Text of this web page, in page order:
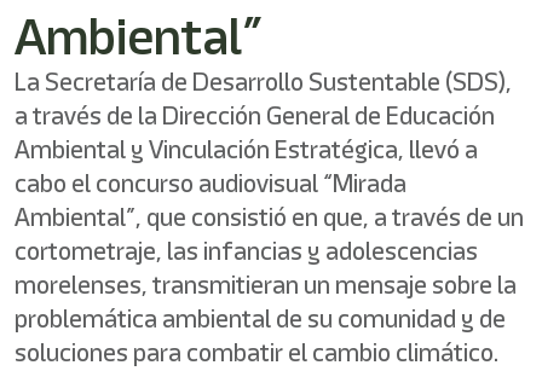
para
ayudarle
navegar
interactuar
con
contenido.
Ambiental”
La Secretaría de Desarrollo Sustentable (SDS),
a través de la Dirección General de Educación
Ambiental y Vinculación Estratégica, llevó a
cabo el concurso audiovisual “Mirada
Ambiental”, que consistió en que, a través de un
cortometraje, las infancias y adolescencias
morelenses, transmitieran un mensaje sobre la
problemática ambiental de su comunidad y de
soluciones para combatir el cambio climático.